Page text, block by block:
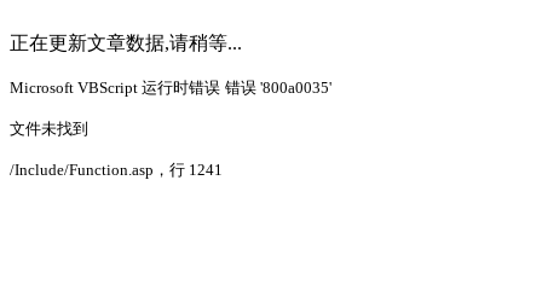
正在更新文章数据,请稍等...
Microsoft VBScript 运行时错误 错误 '800a0035'
文件未找到
/Include/Function.asp ，行 1241